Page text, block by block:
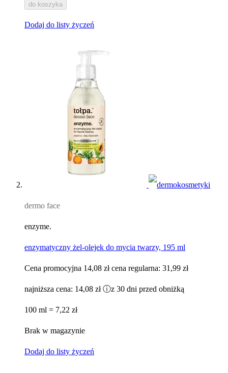
do koszyka
Dodaj do listy życzeń
dermo face
enzyme.
enzymatyczny żel-olejek do mycia twarzy, 195 ml
Cena promocyjna 14,08 zł cena regularna: 31,99 zł
najniższa cena: 14,08 zł ⓘz 30 dni przed obniżką
100 ml = 7,22 zł
Brak w magazynie
Dodaj do listy życzeń